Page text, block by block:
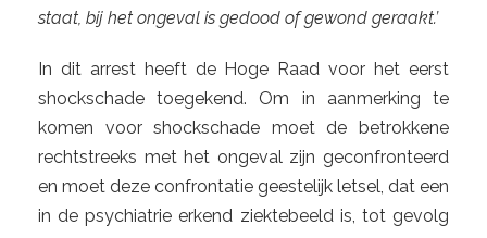
staat, bij het ongeval is gedood of gewond geraakt.’
In dit arrest heeft de Hoge Raad voor het eerst
shockschade toegekend. Om in aanmerking te
komen voor shockschade moet de betrokkene
rechtstreeks met het ongeval zijn geconfronteerd
en moet deze confrontatie geestelijk letsel, dat een
in de psychiatrie erkend ziektebeeld is, tot gevolg